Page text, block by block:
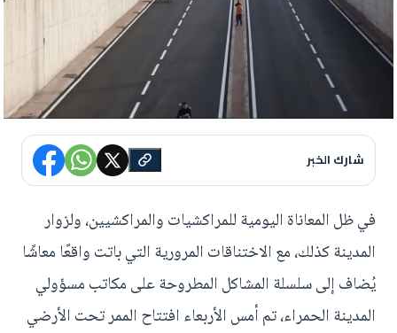
شارك الخبر
في ظل المعاناة اليومية للمراكشيات والمراكشيين، ولزوار
المدينة كذلك، مع الاختناقات المرورية التي باتت واقعًا معاشًا
يُضاف إلى سلسلة المشاكل المطروحة على مكاتب مسؤولي
المدينة الحمراء، تم أمس الأربعاء افتتاح الممر تحت الأرضي